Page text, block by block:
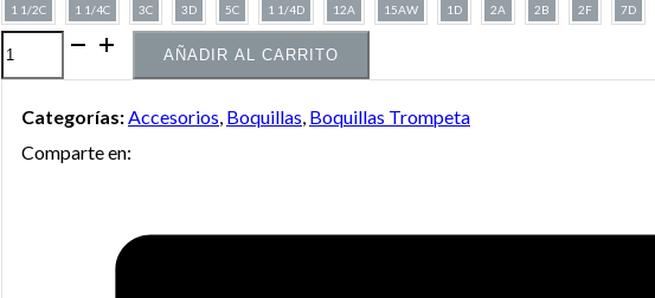
1 1/2C 1 1/4C 3C 3D 5C 1 1/4D 12A 15AW 1D 2A 2B 2F 7D
Boquilla
All
Brass
modelo
AÑADIR AL CARRITO
Categorías: Accesorios Boquillas Boquillas Trompeta
Comparte en: